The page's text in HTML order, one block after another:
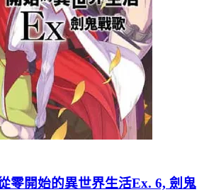
零開始的異世界生活Ex. 6, 劍鬼